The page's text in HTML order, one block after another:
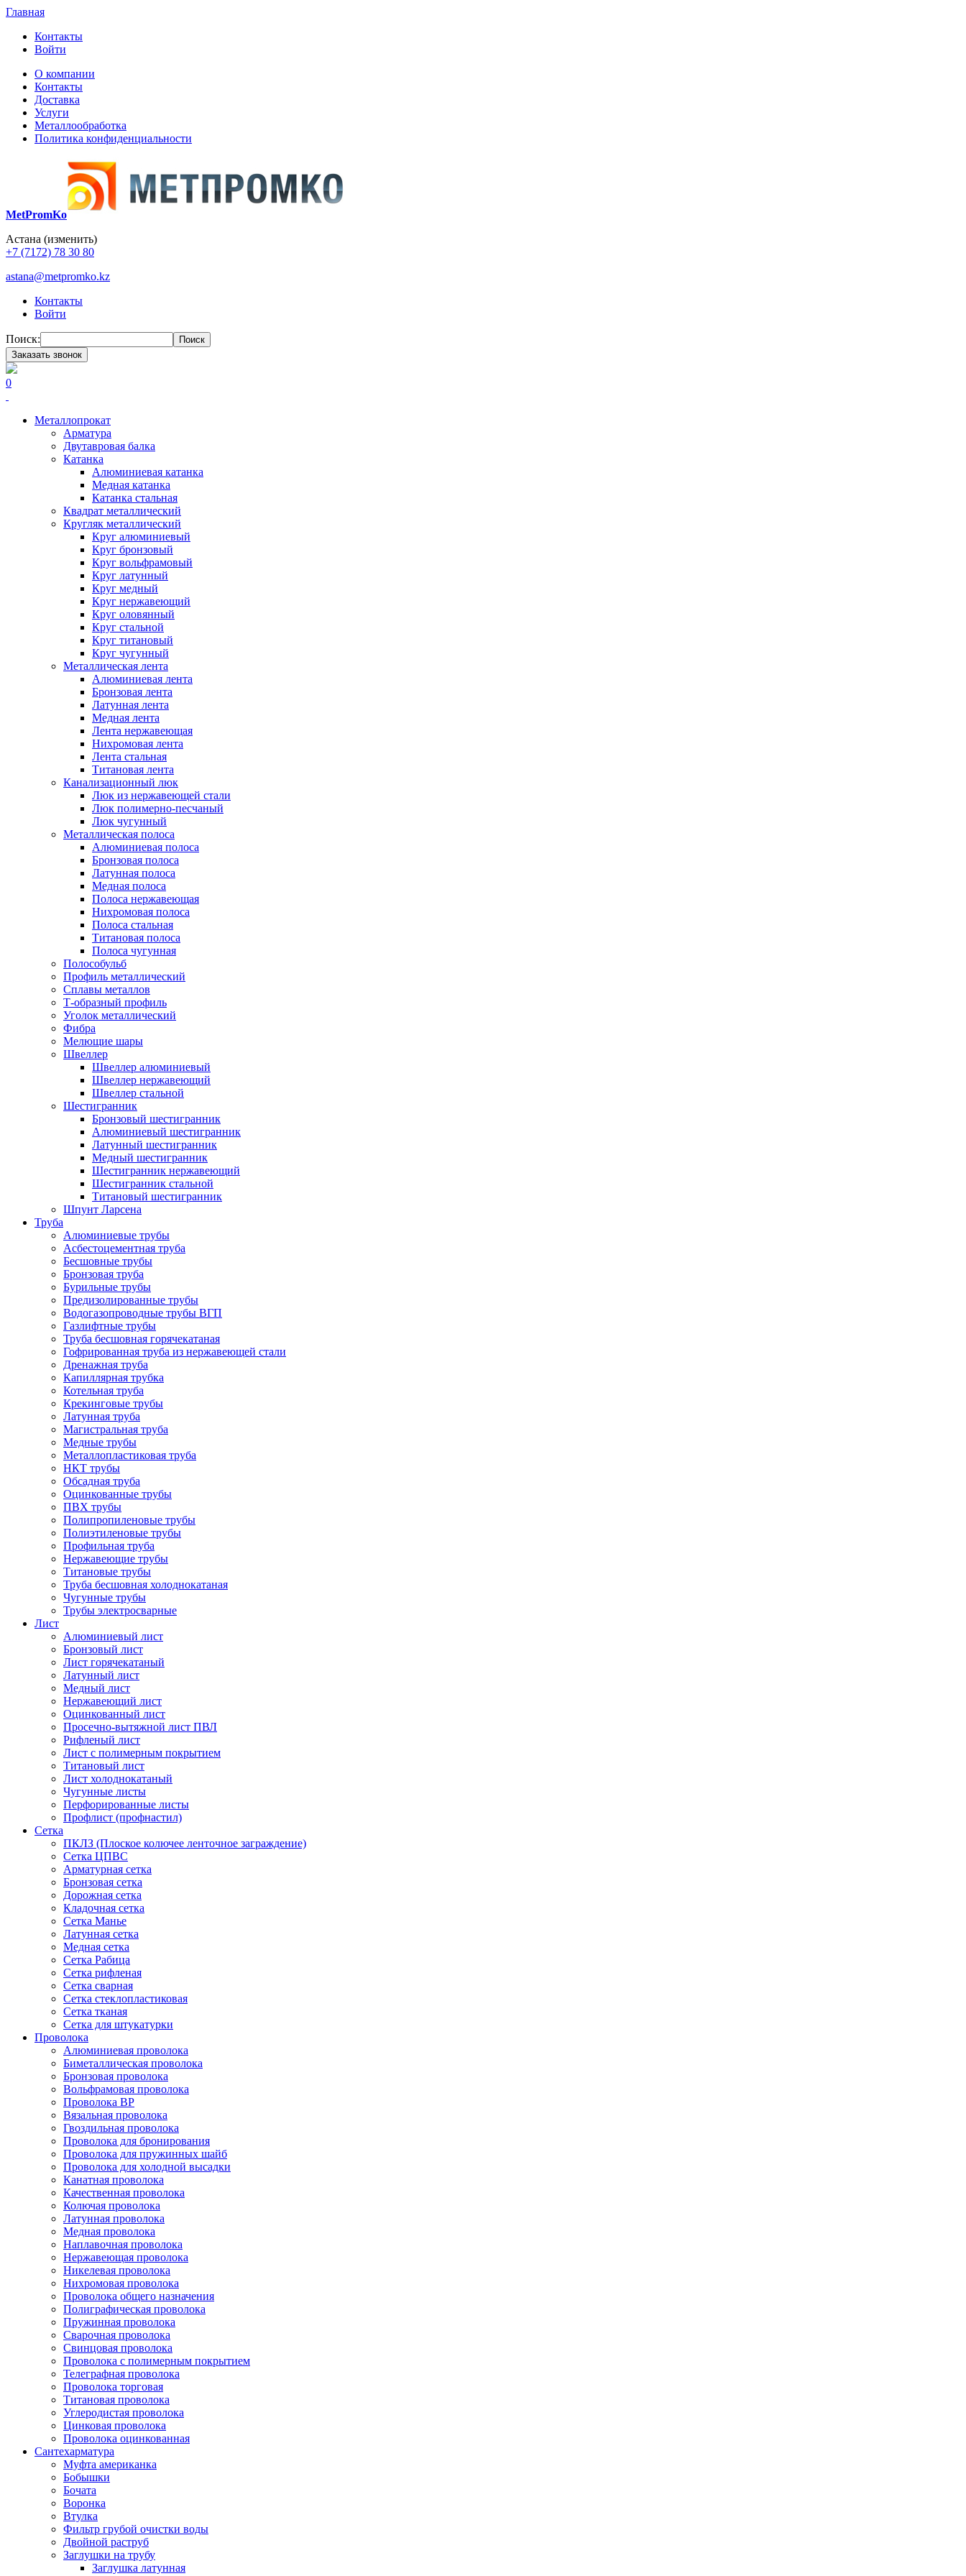
Главная
Контакты
Войти
О компании
Контакты
Доставка
Услуги
Металлообработка
Политика конфиденциальности
MetPromKo
Астана (изменить)
+7 (7172) 78 30 80
astana@metpromko.kz
Контакты
Войти
Поиск:
Поиск
Заказать звонок
0
Металлопрокат
Арматура
Двутавровая балка
Катанка
Алюминиевая катанка
Медная катанка
Катанка стальная
Квадрат металлический
Кругляк металлический
Круг алюминиевый
Круг бронзовый
Круг вольфрамовый
Круг латунный
Круг медный
Круг нержавеющий
Круг оловянный
Круг стальной
Круг титановый
Круг чугунный
Металлическая лента
Алюминиевая лента
Бронзовая лента
Латунная лента
Медная лента
Лента нержавеющая
Нихромовая лента
Лента стальная
Титановая лента
Канализационный люк
Люк из нержавеющей стали
Люк полимерно-песчаный
Люк чугунный
Металлическая полоса
Алюминиевая полоса
Бронзовая полоса
Латунная полоса
Медная полоса
Полоса нержавеющая
Нихромовая полоса
Полоса стальная
Титановая полоса
Полоса чугунная
Полособульб
Профиль металлический
Сплавы металлов
Т-образный профиль
Уголок металлический
Фибра
Мелющие шары
Швеллер
Швеллер алюминиевый
Швеллер нержавеющий
Швеллер стальной
Шестигранник
Бронзовый шестигранник
Алюминиевый шестигранник
Латунный шестигранник
Медный шестигранник
Шестигранник нержавеющий
Шестигранник стальной
Титановый шестигранник
Шпунт Ларсена
Труба
Алюминиевые трубы
Асбестоцементная труба
Бесшовные трубы
Бронзовая труба
Бурильные трубы
Предизолированные трубы
Водогазопроводные трубы ВГП
Газлифтные трубы
Труба бесшовная горячекатаная
Гофрированная труба из нержавеющей стали
Дренажная труба
Капиллярная трубка
Котельная труба
Крекинговые трубы
Латунная труба
Магистральная труба
Медные трубы
Металлопластиковая труба
НКТ трубы
Обсадная труба
Оцинкованные трубы
ПВХ трубы
Полипропиленовые трубы
Полиэтиленовые трубы
Профильная труба
Нержавеющие трубы
Титановые трубы
Труба бесшовная холоднокатаная
Чугунные трубы
Трубы электросварные
Лист
Алюминиевый лист
Бронзовый лист
Лист горячекатаный
Латунный лист
Медный лист
Нержавеющий лист
Оцинкованный лист
Просечно-вытяжной лист ПВЛ
Рифленый лист
Лист с полимерным покрытием
Титановый лист
Лист холоднокатаный
Чугунные листы
Перфорированные листы
Профлист (профнастил)
Сетка
ПКЛЗ (Плоское колючее ленточное заграждение)
Сетка ЦПВС
Арматурная сетка
Бронзовая сетка
Дорожная сетка
Кладочная сетка
Сетка Манье
Латунная сетка
Медная сетка
Сетка Рабица
Сетка рифленая
Сетка сварная
Сетка стеклопластиковая
Сетка тканая
Сетка для штукатурки
Проволока
Алюминиевая проволока
Биметаллическая проволока
Бронзовая проволока
Вольфрамовая проволока
Проволока ВР
Вязальная проволока
Гвоздильная проволока
Проволока для бронирования
Проволока для пружинных шайб
Проволока для холодной высадки
Канатная проволока
Качественная проволока
Колючая проволока
Латунная проволока
Медная проволока
Наплавочная проволока
Нержавеющая проволока
Никелевая проволока
Нихромовая проволока
Проволока общего назначения
Полиграфическая проволока
Пружинная проволока
Сварочная проволока
Свинцовая проволока
Проволока с полимерным покрытием
Телеграфная проволока
Проволока торговая
Титановая проволока
Углеродистая проволока
Цинковая проволока
Проволока оцинкованная
Сантехарматура
Муфта американка
Бобышки
Бочата
Воронка
Втулка
Фильтр грубой очистки воды
Двойной раструб
Заглушки на трубу
Заглушка латунная